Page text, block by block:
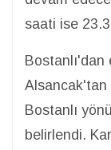
saati ise
Alsancak'tan
Bostanlı
belirlendi.